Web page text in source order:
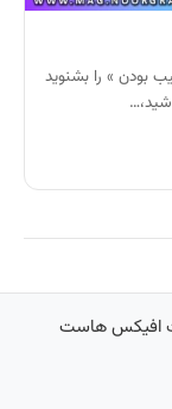
بودن » را بشنوید
افیکس هاست